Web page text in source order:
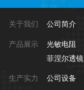
关于我们 公司简介
产品展示 光敏电阻
菲涅尔透镜
生产实力 公司设备